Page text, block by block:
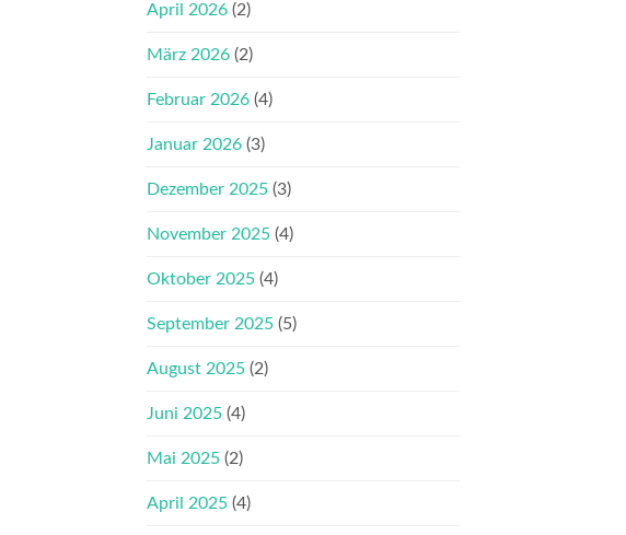
April 2026 (2)
März 2026 (2)
Februar 2026 (4)
Januar 2026 (3)
Dezember 2025 (3)
November 2025 (4)
Oktober 2025 (4)
September 2025 (5)
August 2025 (2)
Juni 2025 (4)
Mai 2025 (2)
April 2025 (4)